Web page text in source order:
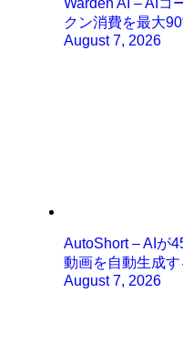
Warden AI – AIコ
クン消費を最大
August 7, 2026
AutoShort – AIが
動画を自動生成
August 7, 2026